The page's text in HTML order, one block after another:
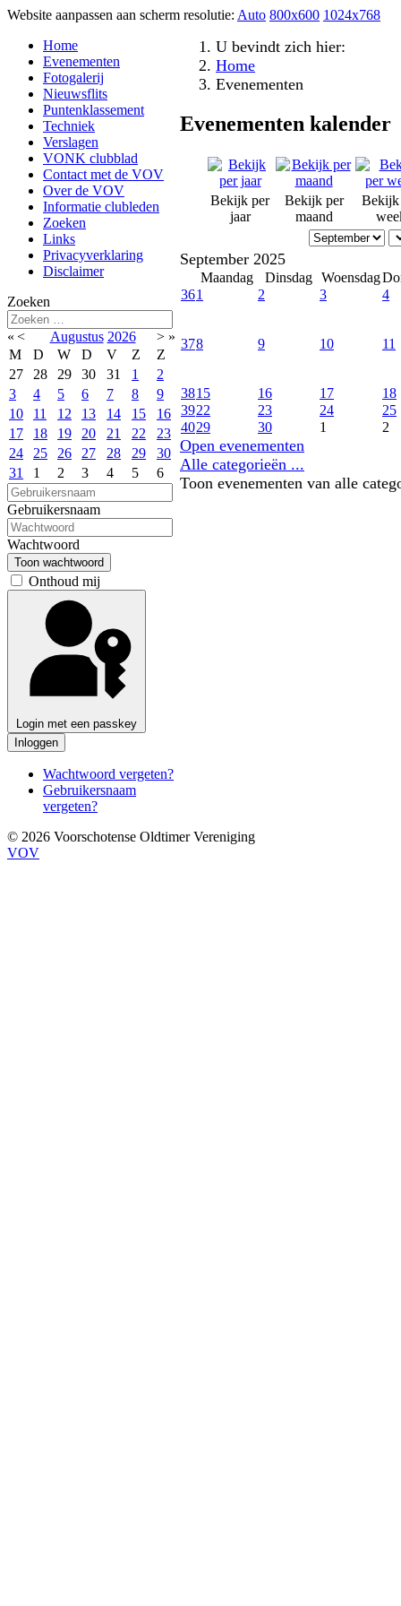
Website aanpassen aan scherm resolutie: Auto 800x600 1024x768
Home
Evenementen
Fotogalerij
Nieuwsflits
Puntenklassement
Techniek
Verslagen
VONK clubblad
Contact met de VOV
Over de VOV
Informatie clubleden
Zoeken
Links
Privacyverklaring
Disclaimer
Zoeken
« < Augustus 2026 > »
M
D W D V Z
Z
27
28 29 30 31 1
2
3
4 5 6 7 8
9
10
11 12 13 14 15
16
17
18 19 20 21 22
23
24
25 26 27 28 29
30
31
1 2 3 4 5 6
Gebruikersnaam
Wachtwoord
Toon wachtwoord
Onthoud mij
Login met een passkey
Inloggen
Wachtwoord vergeten?
Gebruikersnaam
vergeten?
U bevindt zich hier:
Home
Evenementen
Evenementen kalender
Bekijk per
jaar
Bekijk per
maand
Bekijk
September 2025
Maandag Dinsdag Woensdag
361 2 3 4
378 9 10 11
3815 16 17
18
3922 23 24
25
4029 30 1 2
Open evenementen
Alle categorieën ...
Toon evenementen van alle
© 2026 Voorschotense Oldtimer Vereniging
VOV